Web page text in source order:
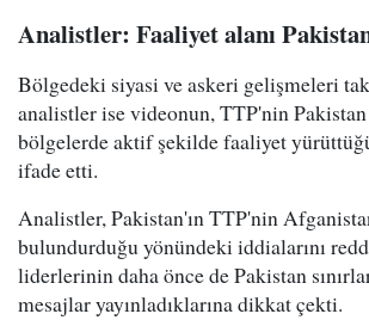
Analistler: Faaliyet alanı
Bölgedeki siyasi ve askeri gelişmeleri
analistler ise videonun, TTP'nin
bölgelerde aktif şekilde faaliyet
ifade etti.
Analistler, Pakistan'ın TTP'nin
bulundurduğu yönündeki iddialarını
liderlerinin daha önce de Pakistan
mesajlar yayınladıklarına dikkat çekti.